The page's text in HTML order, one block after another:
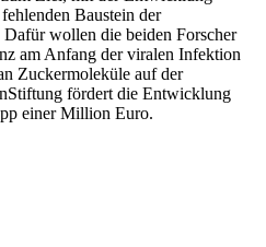
Baustein der
wollen die beiden Forscher
am Anfang der viralen Infektion
Zuckermoleküle auf der
fördert die Entwicklung
einer Million Euro.